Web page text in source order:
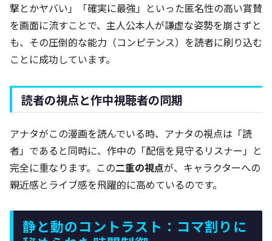
撃とかヤバい」「確実に最強」といった匿名性の高い賞賛
を画面に流すことで、主人公本人が謙虚な姿勢を崩さずと
も、その圧倒的な能力（コンピテンス）を読者に刷り込む
ことに成功しています。
読者の視点と作中視聴者の同期
アナタがこの漫画を読んでいる時、アナタの視点は「読
者」であると同時に、作中の「配信を見守るリスナー」と
完全に重なります。この二重の視点が、キャラクターへの
親近感とライブ感を飛躍的に高めているのです。
静と動のコントラスト：コマ割りに